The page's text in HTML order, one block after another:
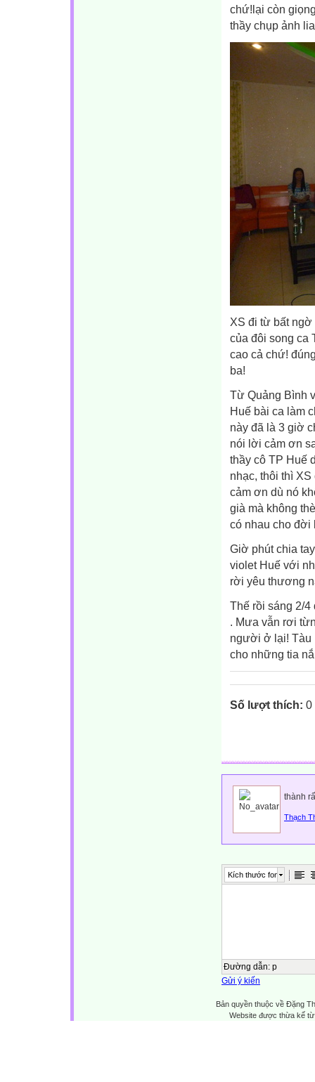
chứ!lại còn
thầy chụp ảnh
XS đi từ bất
của đôi song ca
cao cả chứ!
ba!
Từ Quảng Bình
Huế bài ca làm
này đã là 3 giờ
nói lời cảm ơn
thầy cô TP Huế
nhạc, thôi thì
cảm ơn dù nó
già mà không
có nhau cho đời
Giờ phút chia
violet Huế với
rời yêu thương
Thế rồi sáng 2/
. Mưa vẫn rơi
người ở lại! Tàu
cho những tia
Số lượt thích: 0
thành
Thạch
Kích thước font
Đường dẫn: p
Gửi ý kiến
Bản quyền thuộc về Đặng
Website được thừa kế